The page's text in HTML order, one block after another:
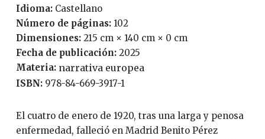
Idioma:
Castellano
Número de páginas: 102
Dimensiones: 215 cm × 140 cm × 0 cm
Fecha de publicación:
2025
Materia: narrativa europea
ISBN: 978-84-669-3917-1
El cuatro de enero de 1920, tras una larga y penosa
enfermedad, falleció en Madrid Benito Pérez